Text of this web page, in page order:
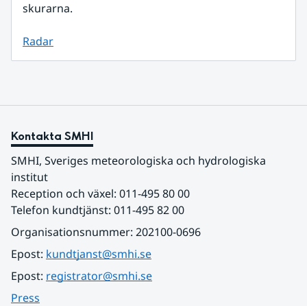
skurarna.
Radar
Kontakta SMHI
SMHI, Sveriges meteorologiska och hydrologiska
institut
Reception och växel: 011-495 80 00
Telefon kundtjänst: 011-495 82 00
Organisationsnummer: 202100-0696
Epost: kundtjanst@smhi.se
Epost: registrator@smhi.se
Press